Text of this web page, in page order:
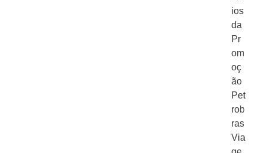
ios
da
Pr
om
oç
ão
Pet
rob
ras
Via